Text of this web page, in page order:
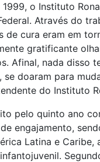
o Instituto
Através do
de cura eram em
gratificante
Afinal, nada disso
doaram para
do Instituto
pelo quinto ano
engajamento,
Latina e